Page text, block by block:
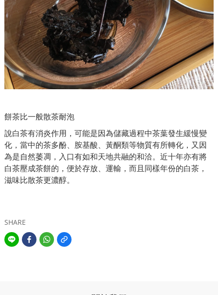
餅茶比一般散茶耐泡
說白茶有消炎作用，可能是因為儲藏過程中茶葉發生緩慢變
化，當中的茶多酚、胺基酸、黃酮類等物質有所轉化，又因
為是自然萎凋，入口有如和天地共融的和洽。近十年亦有將
白茶壓成茶餅的，便於存放、運輸，而且同樣年份的白茶，
滋味比散茶更濃醇。
SHARE